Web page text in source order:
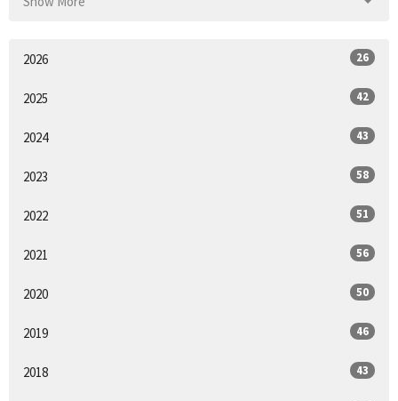
2026 26
2025 42
2024 43
2023 58
2022 51
2021 56
2020 50
2019 46
2018 43